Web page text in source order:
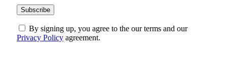
By signing up, you agree to the our terms and our
Privacy Policy agreement.